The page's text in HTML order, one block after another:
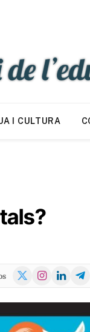
I CULTURA
X
Instagram
LinkedIn